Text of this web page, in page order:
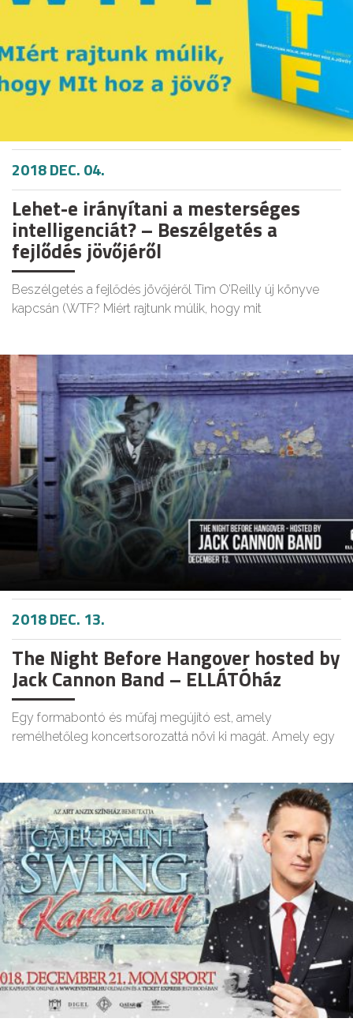
2018 DEC. 04.
Lehet-e irányítani a mesterséges
intelligenciát? – Beszélgetés a
fejlődés jövőjéről
Beszélgetés a fejlődés jövőjéről Tim O’Reilly új könyve
kapcsán (WTF? Miért rajtunk múlik, hogy mit
2018 DEC. 13.
The Night Before Hangover hosted by
Jack Cannon Band – ELLÁTÓház
Egy formabontó és műfaj megújító est, amely
remélhetőleg koncertsorozattá növi ki magát. Amely egy